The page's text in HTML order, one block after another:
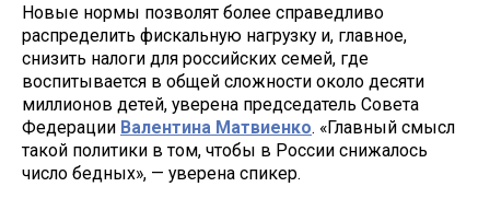
Новые нормы позволят более справедливо
распределить фискальную нагрузку и, главное,
снизить налоги для российских семей, где
воспитывается в общей сложности около десяти
миллионов детей, уверена председатель Совета
Федерации Валентина Матвиенко. «Главный смысл
такой политики в том, чтобы в России снижалось
число бедных», — уверена спикер.